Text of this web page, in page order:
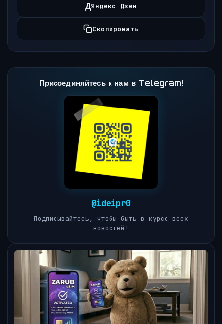
ДЯндекс Дзен
Скопировать
Присоединяйтесь к нам в Telegram!
@ideipr0
Подписывайтесь, чтобы быть в курсе всех
новостей!